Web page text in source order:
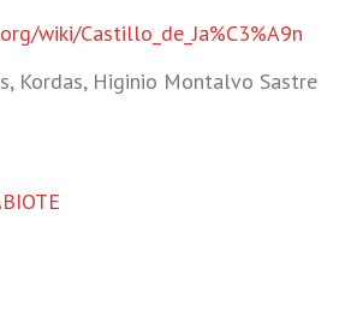
wiki/Castillo_de_Ja%C3%A9n
Kordas, Higinio Montalvo Sastre